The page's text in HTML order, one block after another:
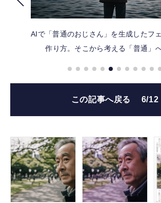
FOLLOW US
AIで「普通のおじさん」を生成したフ
作り方。そこから考える「普通」
この記事へ戻る 6/12